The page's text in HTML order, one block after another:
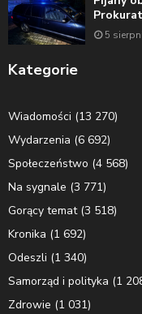
5
Kategorie
Wiadomości (13 270)
Wydarzenia (6 692)
Społeczeństwo (4 568)
Na sygnale (3 771)
Gorący temat(3 518)
Kronika (1 692)
Odeszli (1 340)
Samorząd i polityka (1
Zdrowie (1 031)